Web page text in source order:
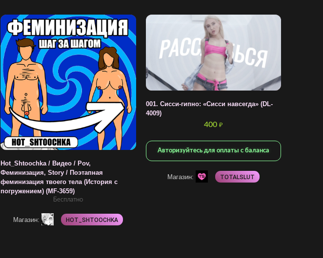
Hot_Shtoochka / Видео / Pov,
Феминизация, Story / Поэтапная
феминизация твоего тела (История с
погружением) (MF-3659)
Бесплатно
Магазин: HOT_SHTOOCHKA
001. Сисси-гипно: «Сисси навсегда» (DL-
4009)
400 ₽
Авторизуйтесь для оплаты с баланса
Магазин: TOTALSLUT